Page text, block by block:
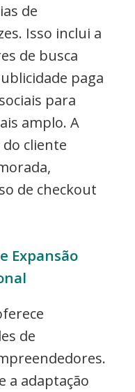
de
Isso inclui a
de busca
paga
para
amplo. A
cliente
de checkout
Expansão
de
a adaptação